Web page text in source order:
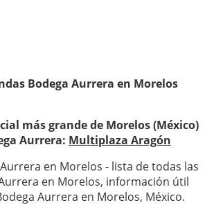
Bodega Aurrera en Morelos
más grande de Morelos (México)
Aurrera: Multiplaza Aragón
en Morelos - lista de todas las
en Morelos, información útil
Aurrera en Morelos, México.